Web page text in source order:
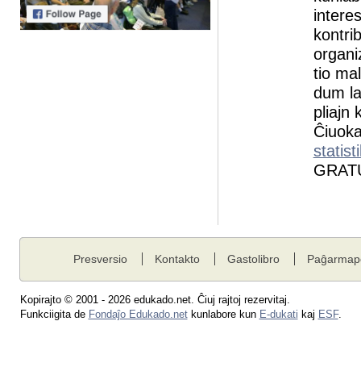
tio
dum
pliajn
Presversio Kontakto Gastolibro
Kopirajto © 2001 - 2026 edukado.net. Ĉiuj rajtoj rezervitaj.
Funkciigita de Fondaĵo Edukado.netkunlabore kun E-dukati kaj ESF.